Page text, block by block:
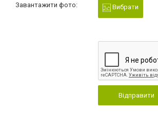
Завантажити фото: Вибрати
Відправити